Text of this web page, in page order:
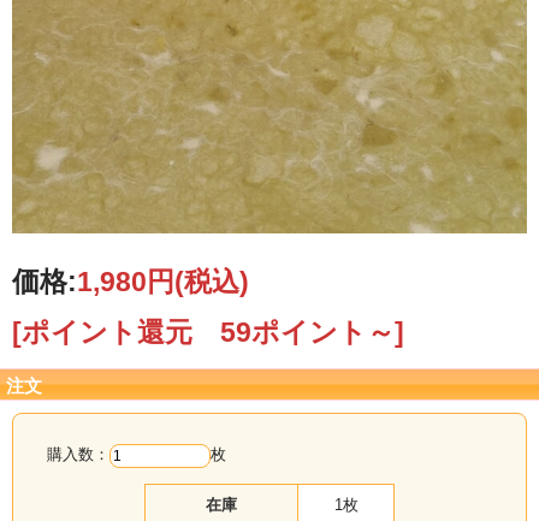
価格:1,980円(税込)
[ポイント還元 59ポイント～]
注文
購入数： 枚
在庫 1枚